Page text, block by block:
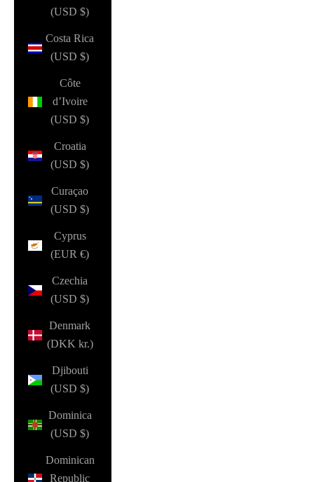
(USD $)
Costa Rica
(USD $)
Côte
d’Ivoire
(USD $)
Croatia
(USD $)
Curaçao
(USD $)
Cyprus
(EUR €)
Czechia
(USD $)
Denmark
(DKK kr.)
Djibouti
(USD $)
Dominica
(USD $)
Dominican
Republic